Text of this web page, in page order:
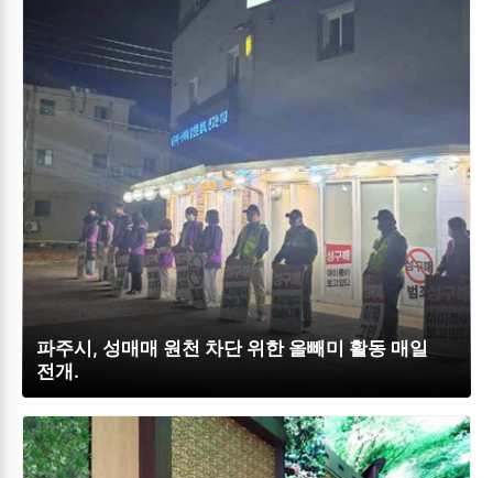
파주시, 성매매 원천 차단 위한 올빼미 활동 매일
전개.